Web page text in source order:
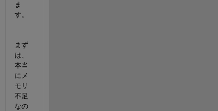
ま
す。
まず
は、
本当
にメ
モリ
不足
なの